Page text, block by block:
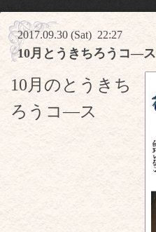
2017.09.30 (Sat) 22:27
10月とうきちろうコ―ス
10月のとうきち
ろうコ―ス